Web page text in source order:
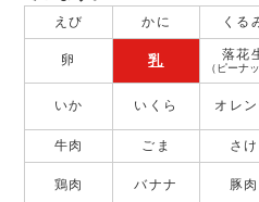
えび かに くる
卵 乳 落花
（ピーナ
いか いくら オレン
牛肉 ごま さけ
鶏肉 バナナ 豚肉